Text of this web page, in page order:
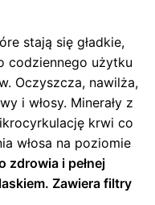
stają się gładkie,
codziennego użytku
Oczyszcza, nawilża,
i włosy. Minerały z
krwi co
włosa na poziomie
zdrowia i pełnej
Zawiera filtry